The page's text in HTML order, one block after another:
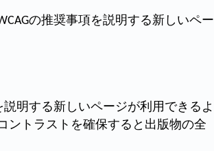
の推奨事項を説明する新しいペー
説明する新しいページが利用できるよ
ントラストを確保すると出版物の全